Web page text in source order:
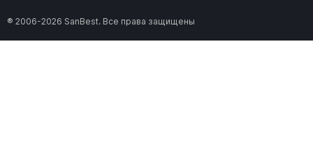
® 2006-2026 SanBest. Все права защищены